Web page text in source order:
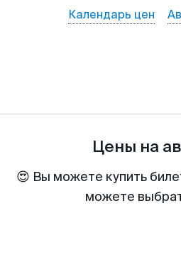
Календарь цен
Цены на
😍 Вы можете купить
можете